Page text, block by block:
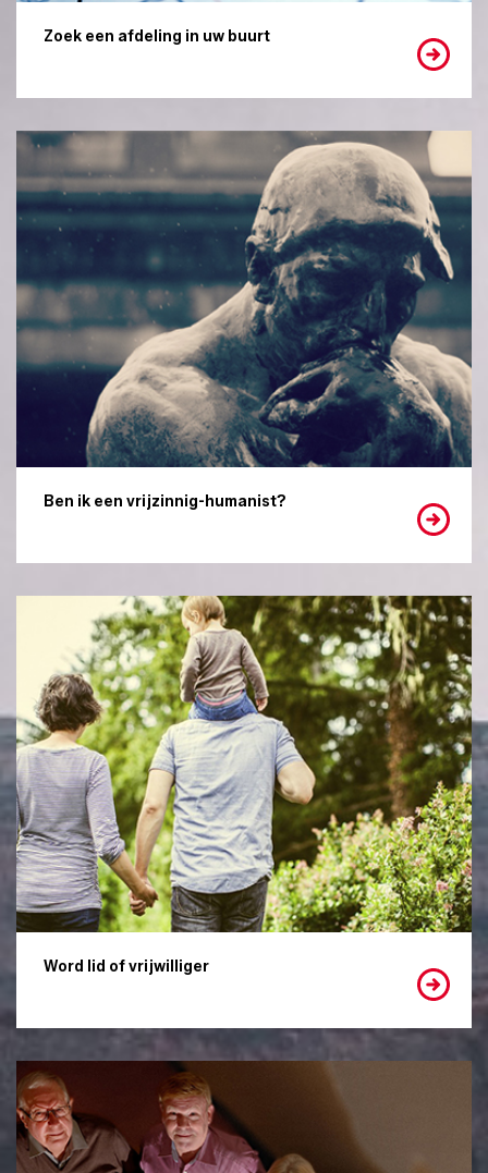
Zoek een afdeling in uw buurt
Ben ik een vrijzinnig-humanist?
Word lid of vrijwilliger